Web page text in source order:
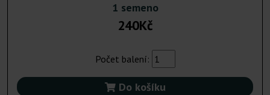
1 semeno
240Kč
Počet balení:
Do košíku